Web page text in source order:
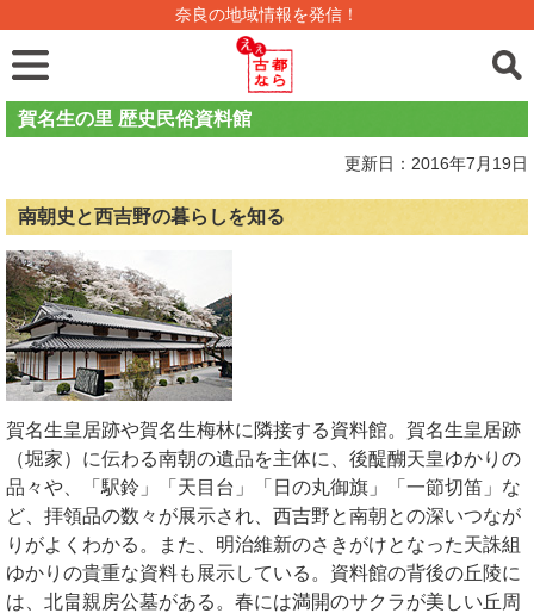
奈良の地域情報を発信！
賀名生の里 歴史民俗資料館
更新日：2016年7月19日
南朝史と西吉野の暮らしを知る
賀名生皇居跡や賀名生梅林に隣接する資料館。賀名生皇居跡
（堀家）に伝わる南朝の遺品を主体に、後醍醐天皇ゆかりの
品々や、「駅鈴」「天目台」「日の丸御旗」「一節切笛」な
ど、拝領品の数々が展示され、西吉野と南朝との深いつなが
りがよくわかる。また、明治維新のさきがけとなった天誅組
ゆかりの貴重な資料も展示している。資料館の背後の丘陵に
は、北畠親房公墓がある。春には満開のサクラが美しい丘周